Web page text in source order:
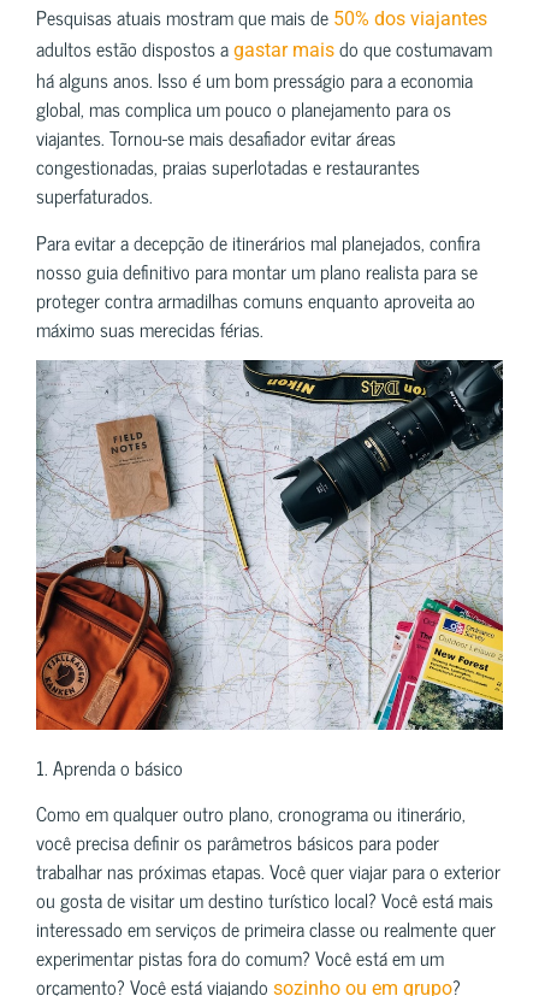
Pesquisas atuais mostram que mais de 50% dos viajantes
adultos estão dispostos a gastar mais do que costumavam
há alguns anos. Isso é um bom presságio para a economia
global, mas complica um pouco o planejamento para os
viajantes. Tornou-se mais desafiador evitar áreas
congestionadas, praias superlotadas e restaurantes
superfaturados.
Para evitar a decepção de itinerários mal planejados, confira
nosso guia definitivo para montar um plano realista para se
proteger contra armadilhas comuns enquanto aproveita ao
máximo suas merecidas férias.
1. Aprenda o básico
Como em qualquer outro plano, cronograma ou itinerário,
você precisa definir os parâmetros básicos para poder
trabalhar nas próximas etapas. Você quer viajar para o exterior
ou gosta de visitar um destino turístico local? Você está mais
interessado em serviços de primeira classe ou realmente quer
experimentar pistas fora do comum? Você está em um
orçamento? Você está viajando sozinho ou em grupo?